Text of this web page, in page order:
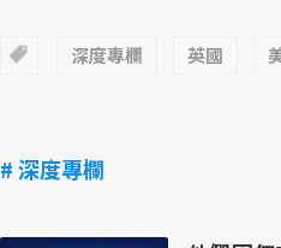
深度專欄 英國
# 深度專欄